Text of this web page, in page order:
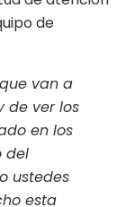
de
van a
de ver los
en los
del
ustedes
esta